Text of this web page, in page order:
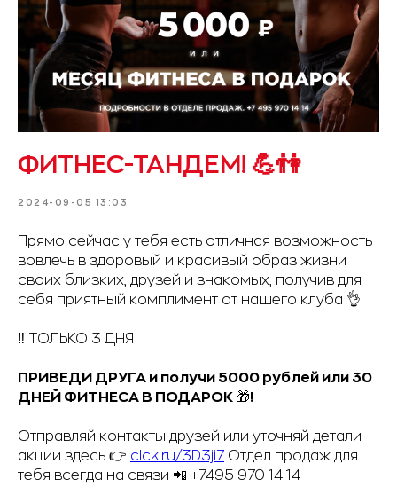
ФИТНЕС-ТАНДЕМ! 💪👫
2024-09-05 13:03
Прямо сейчас у тебя есть отличная возможность
вовлечь в здоровый и красивый образ жизни
своих близких, друзей и знакомых, получив для
себя приятный комплимент от нашего клуба 👌!
‼️ ТОЛЬКО 3 ДНЯ
ПРИВЕДИ ДРУГА и получи 5000 рублей или 30
ДНЕЙ ФИТНЕСА В ПОДАРОК 🎁!
Отправляй контакты друзей или уточняй детали
акции здесь 👉 clck.ru/3D3ji7 Отдел продаж для
тебя всегда на связи 📲 +7495 970 14 14